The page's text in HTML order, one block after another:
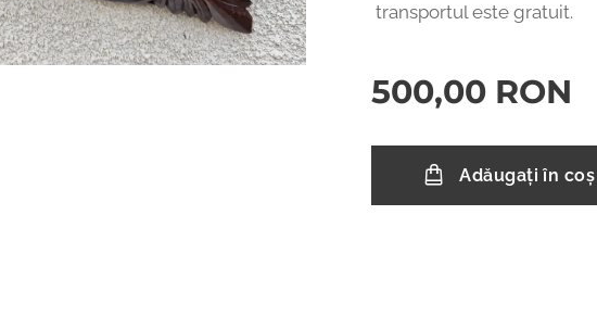
transportul este gratuit.
500,00 RON
Adăugați în coș